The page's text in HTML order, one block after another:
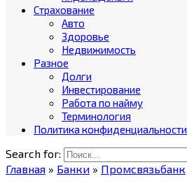
Страхование
Авто
Здоровье
Недвижимость
Разное
Долги
Инвестирование
Работа по найму
Терминология
Политика конфиденциальности
Search for:
Главная » Банки » Промсвязьбанк